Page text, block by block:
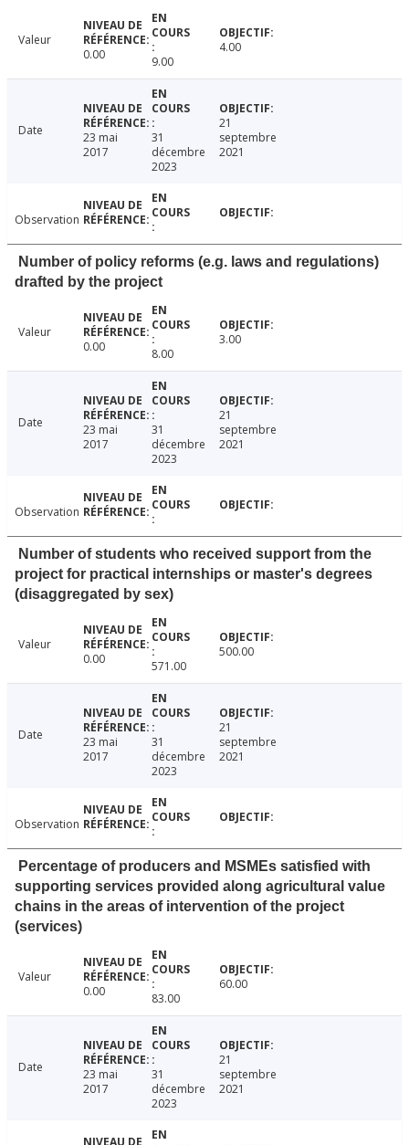
Valeur
0.00
9.00
4.00
Date
23 mai
2017
31
décembre
2023
21
septembre
2021
Observation
Number of policy reforms (e.g. laws and regulations)
drafted by the project
Valeur
0.00
8.00
3.00
Date
23 mai
2017
31
décembre
2023
21
septembre
2021
Observation
Number of students who received support from the
project for practical internships or master's degrees
(disaggregated by sex)
Valeur
0.00
571.00
500.00
Date
23 mai
2017
31
décembre
2023
21
septembre
2021
Observation
Percentage of producers and MSMEs satisfied with
supporting services provided along agricultural value
chains in the areas of intervention of the project
(services)
Valeur
0.00
83.00
60.00
Date
23 mai
2017
31
décembre
2023
21
septembre
2021